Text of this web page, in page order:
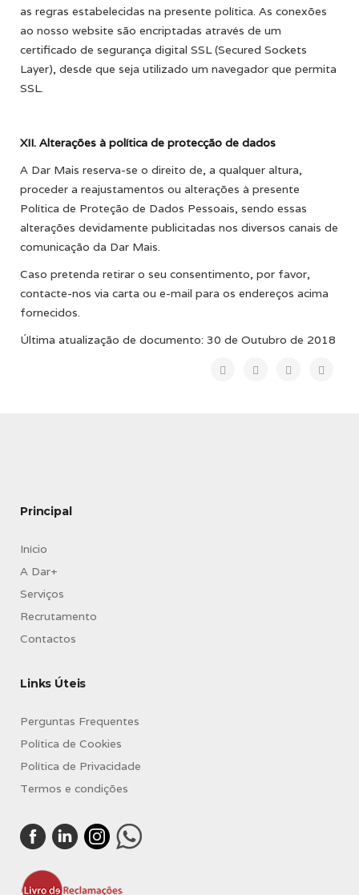
as regras estabelecidas na presente política. As conexões
ao nosso website são encriptadas através de um
certificado de segurança digital SSL (Secured Sockets
Layer), desde que seja utilizado um navegador que permita
SSL.
XII. Alterações à política de protecção de dados
A Dar Mais reserva-se o direito de, a qualquer altura,
proceder a reajustamentos ou alterações à presente
Política de Proteção de Dados Pessoais, sendo essas
alterações devidamente publicitadas nos diversos canais de
comunicação da Dar Mais.
Caso pretenda retirar o seu consentimento, por favor,
contacte-nos via carta ou e-mail para os endereços acima
fornecidos.
Última atualização de documento: 30 de Outubro de 2018
Principal
Início
A Dar+
Serviços
Recrutamento
Contactos
Links Úteis
Perguntas Frequentes
Política de Cookies
Política de Privacidade
Termos e condições